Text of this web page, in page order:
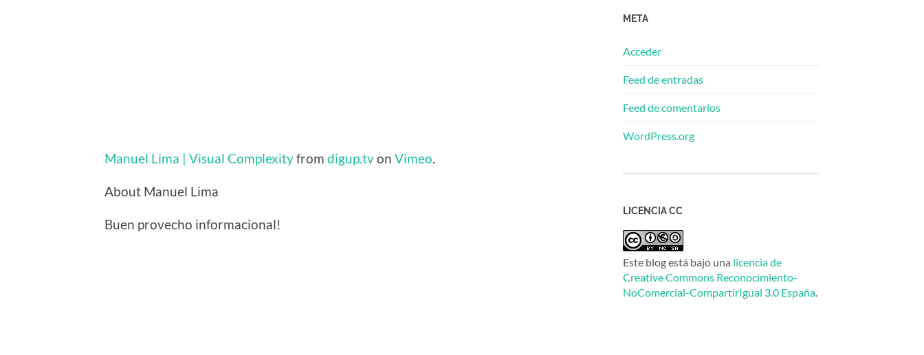
Manuel Lima | Visual Complexityfrom digup.tvon Vimeo.
About Manuel Lima
Buen provecho informacional!
META
Acceder
Feed de entradas
Feed de comentarios
WordPress.org
LICENCIA CC
Este blog está bajo una licencia de
Creative Commons Reconocimiento-
NoComercial-CompartirIgual 3.0 España.